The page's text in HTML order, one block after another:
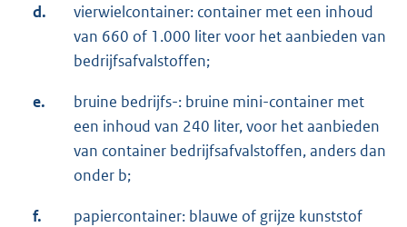
d.
vierwielcontainer: container met een inhoud
van 660 of 1.000 liter voor het aanbieden van
bedrijfsafvalstoffen;
e.
bruine bedrijfs-: bruine mini-container met
een inhoud van 240 liter, voor het aanbieden
van container bedrijfsafvalstoffen, anders dan
onder b;
f.
papiercontainer: blauwe of grijze kunststof